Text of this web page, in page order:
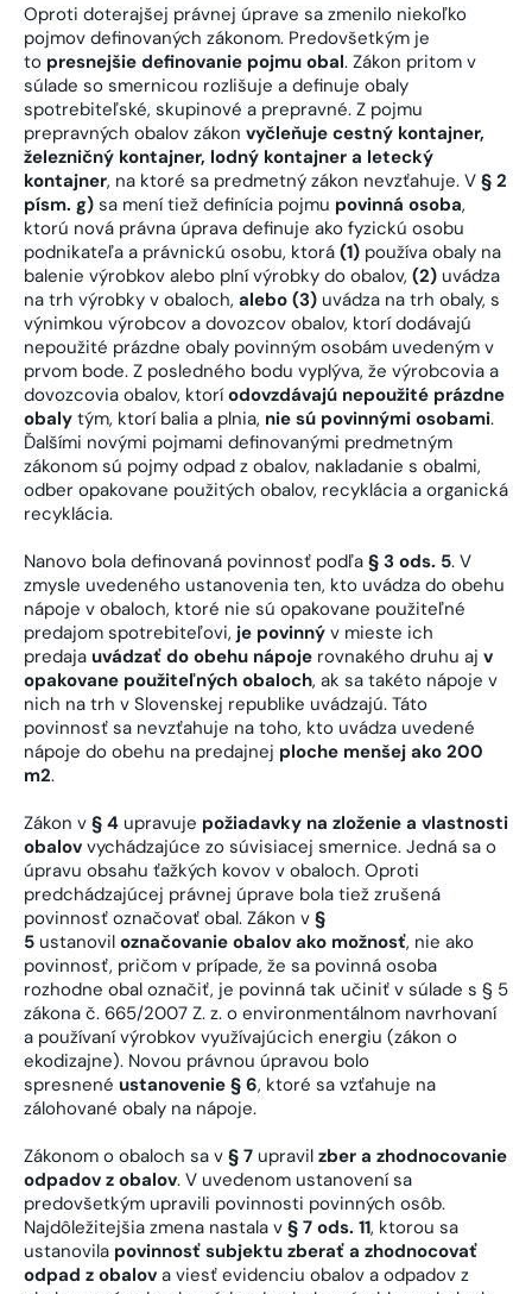
Oproti doterajšej právnej úprave sa zmenilo niekoľko
pojmov definovaných zákonom. Predovšetkým je
to presnejšie definovanie pojmu obal. Zákon pritom v
súlade so smernicou rozlišuje a definuje obaly
spotrebiteľské, skupinové a prepravné. Z pojmu
prepravných obalov zákon vyčleňuje cestný kontajner,
železničný kontajner, lodný kontajner a letecký
kontajner, na ktoré sa predmetný zákon nevzťahuje. V § 2
písm. g) sa mení tiež definícia pojmu povinná osoba,
ktorú nová právna úprava definuje ako fyzickú osobu
podnikateľa a právnickú osobu, ktorá (1) používa obaly na
balenie výrobkov alebo plní výrobky do obalov, (2) uvádza
na trh výrobky v obaloch, alebo (3) uvádza na trh obaly, s
výnimkou výrobcov a dovozcov obalov, ktorí dodávajú
nepoužité prázdne obaly povinným osobám uvedeným v
prvom bode. Z posledného bodu vyplýva, že výrobcovia a
dovozcovia obalov, ktoríodovzdávajú nepoužité prázdne
obaly tým, ktorí balia a plnia, nie sú povinnými osobami.
Ďalšími novými pojmami definovanými predmetným
zákonom sú pojmy odpad z obalov, nakladanie s obalmi,
odber opakovane použitých obalov, recyklácia a organická
recyklácia.
Nanovo bola definovaná povinnosť podľa § 3 ods. 5. V
zmysle uvedeného ustanovenia ten, kto uvádza do obehu
nápoje v obaloch, ktoré nie sú opakovane použiteľné
predajom spotrebiteľovi, je povinný v mieste ich
predaja uvádzať do obehu nápoje rovnakého druhu aj v
opakovane použiteľných obaloch, ak sa takéto nápoje v
nich na trh v Slovenskej republike uvádzajú. Táto
povinnosť sa nevzťahuje na toho, kto uvádza uvedené
nápoje do obehu na predajnej ploche menšej ako 200
m2.
Zákon v § 4 upravuje požiadavky na zloženie a vlastnosti
obalov vychádzajúce zo súvisiacej smernice. Jedná sa o
úpravu obsahu ťažkých kovov v obaloch. Oproti
predchádzajúcej právnej úprave bola tiež zrušená
povinnosť označovať obal. Zákon v §
5 ustanovil označovanie obalov ako možnosť, nie ako
povinnosť, pričom v prípade, že sa povinná osoba
rozhodne obal označiť, je povinná tak učiniť v súlade s § 5
zákona č. 665/2007 Z. z. o environmentálnom navrhovaní
a používaní výrobkov využívajúcich energiu (zákon o
ekodizajne). Novou právnou úpravou bolo
spresnené ustanovenie § 6, ktoré sa vzťahuje na
zálohované obaly na nápoje.
Zákonom o obaloch sa v § 7 upravil zber a zhodnocovanie
odpadov z obalov. V uvedenom ustanovení sa
predovšetkým upravili povinnosti povinných osôb.
Najdôležitejšia zmena nastala v § 7 ods. 11, ktorou sa
ustanovila povinnosť subjektu zberať a zhodnocovať
odpad z obalov a viesť evidenciu obalov a odpadov z